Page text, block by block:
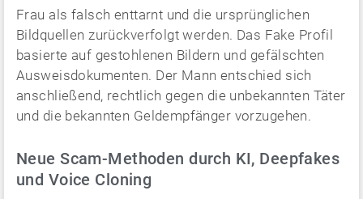
Frau als falsch enttarnt und die ursprünglichen
Bildquellen zurückverfolgt werden. Das Fake Profil
basierte auf gestohlenen Bildern und gefälschten
Ausweisdokumenten. Der Mann entschied sich
anschließend, rechtlich gegen die unbekannten Täter
und die bekannten Geldempfänger vorzugehen.
Neue Scam-Methoden durch KI, Deepfakes
und Voice Cloning